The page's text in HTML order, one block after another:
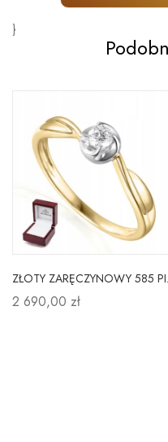
}
ZŁOTY
2 690,00 zł